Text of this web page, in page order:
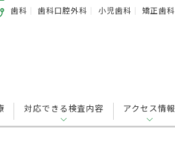
歯科
歯科口腔外科 小児歯科 矯正歯科
対応できる検査内容 アクセス情報